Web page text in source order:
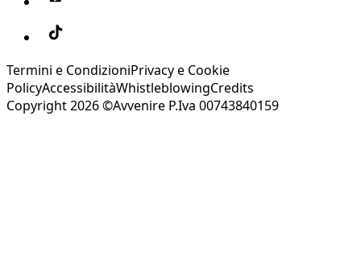
Termini e CondizioniPrivacy e Cookie
PolicyAccessibilitàWhistleblowingCredits
Copyright 2026 ©Avvenire P.Iva 00743840159